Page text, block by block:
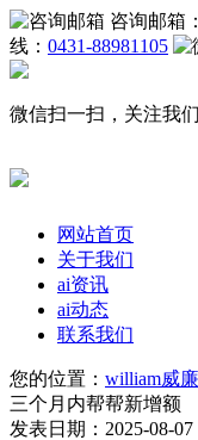
咨询邮箱：
线： 0431-88981105
微信扫一扫，关注我
网站首页
关于我们
ai资讯
ai动态
联系我们
您的位置： william威
三个月内帮帮新增额
发表日期：2025-08-